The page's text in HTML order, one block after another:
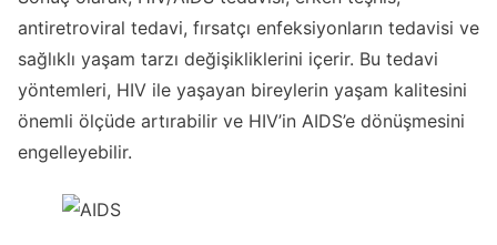
antiretroviral tedavi, fırsatçı enfeksiyonların tedavisi ve
sağlıklı yaşam tarzı değişikliklerini içerir. Bu tedavi
yöntemleri, HIV ile yaşayan bireylerin yaşam kalitesini
önemli ölçüde artırabilir ve HIV’in AIDS’e dönüşmesini
engelleyebilir.